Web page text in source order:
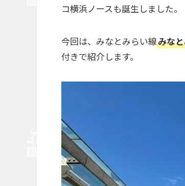
コ横浜ノースも誕生しました。
今回は、みなとみらい線みな
付きで紹介します。